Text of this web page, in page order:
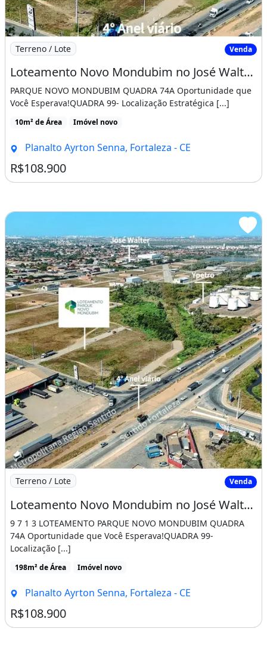
Imagem: Loteamento Novo Mondubim no José Walter
Terreno / Lote Venda
Loteamento Novo Mondubim no José Walter Pronto para Construir
PARQUE NOVO MONDUBIM QUADRA 74A Oportunidade que
Você Esperava!QUADRA 99- Localização Estratégica [...]
10m² de Área Imóvel novo
Planalto Ayrton Senna, Fortaleza - CE
R$108.900
Imagem: Loteamento Novo Mondubim no José Walter
Terreno / Lote Venda
Loteamento Novo Mondubim no José Walter Pronto para Construir
9 7 1 3 LOTEAMENTO PARQUE NOVO MONDUBIM QUADRA
74A Oportunidade que Você Esperava!QUADRA 99-
Localização [...]
198m² de Área Imóvel novo
Planalto Ayrton Senna, Fortaleza - CE
R$108.900